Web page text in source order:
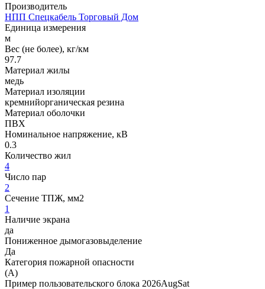
Производитель
НПП Спецкабель Торговый Дом
Единица измерения
м
Вес (не более), кг/км
97.7
Материал жилы
медь
Материал изоляции
кремнийорганическая резина
Материал оболочки
ПВХ
Номинальное напряжение, кВ
0.3
Количество жил
4
Число пар
2
Сечение ТПЖ, мм2
1
Наличие экрана
да
Пониженное дымогазовыделение
Да
Категория пожарной опасности
(A)
Пример пользовательского блока 2026AugSat